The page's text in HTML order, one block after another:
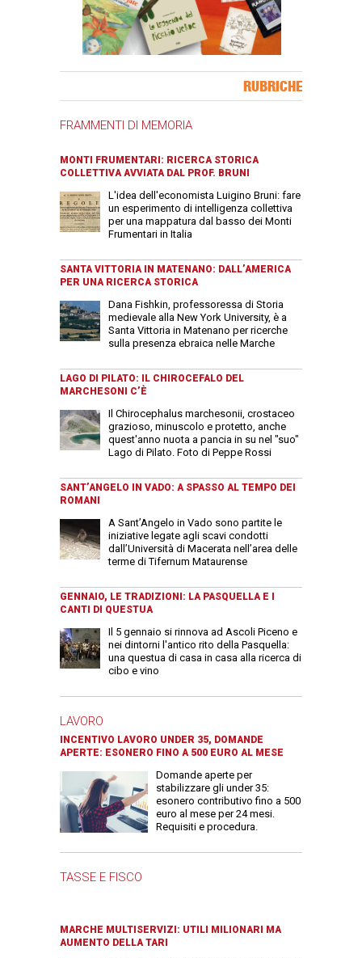
RUBRICHE
FRAMMENTI DI MEMORIA
MONTI FRUMENTARI: RICERCA STORICA
COLLETTIVA AVVIATA DAL PROF. BRUNI
L'idea dell'economista Luigino Bruni: fare
un esperimento di intelligenza collettiva
per una mappatura dal basso dei Monti
Frumentari in Italia
SANTA VITTORIA IN MATENANO: DALL’AMERICA
PER UNA RICERCA STORICA
Dana Fishkin, professoressa di Storia
medievale alla New York University, è a
Santa Vittoria in Matenano per ricerche
sulla presenza ebraica nelle Marche
LAGO DI PILATO: IL CHIROCEFALO DEL
MARCHESONI C’È
Il Chirocephalus marchesonii, crostaceo
grazioso, minuscolo e protetto, anche
quest'anno nuota a pancia in su nel "suo"
Lago di Pilato. Foto di Peppe Rossi
SANT’ANGELO IN VADO: A SPASSO AL TEMPO DEI
ROMANI
A Sant’Angelo in Vado sono partite le
iniziative legate agli scavi condotti
dall’Università di Macerata nell’area delle
terme di Tifernum Mataurense
GENNAIO, LE TRADIZIONI: LA PASQUELLA E I
CANTI DI QUESTUA
Il 5 gennaio si rinnova ad Ascoli Piceno e
nei dintorni l'antico rito della Pasquella:
una questua di casa in casa alla ricerca di
cibo e vino
LAVORO
INCENTIVO LAVORO UNDER 35, DOMANDE
APERTE: ESONERO FINO A 500 EURO AL MESE
Domande aperte per
stabilizzare gli under 35:
esonero contributivo fino a 500
euro al mese per 24 mesi.
Requisiti e procedura.
TASSE E FISCO
MARCHE MULTISERVIZI: UTILI MILIONARI MA
AUMENTO DELLA TARI